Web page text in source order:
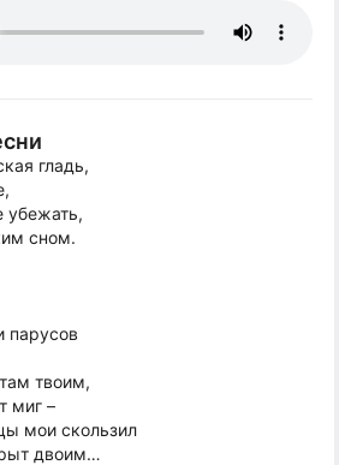
гладь,
убежать,
сном.
парусов
твоим,
миг –
мои скользил
двоим…